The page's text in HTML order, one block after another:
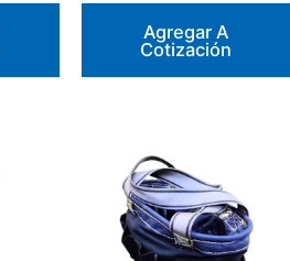
Agregar A
Cotización